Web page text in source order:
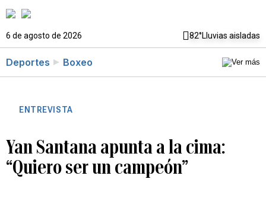
6 de agosto de 2026 82°Lluvias aisladas
Deportes Boxeo
ENTREVISTA
Yan Santana apunta a la cima:
“Quiero ser un campeón”